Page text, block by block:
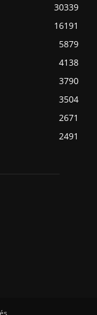
30339
16191
5879
4138
3790
3504
2671
2491